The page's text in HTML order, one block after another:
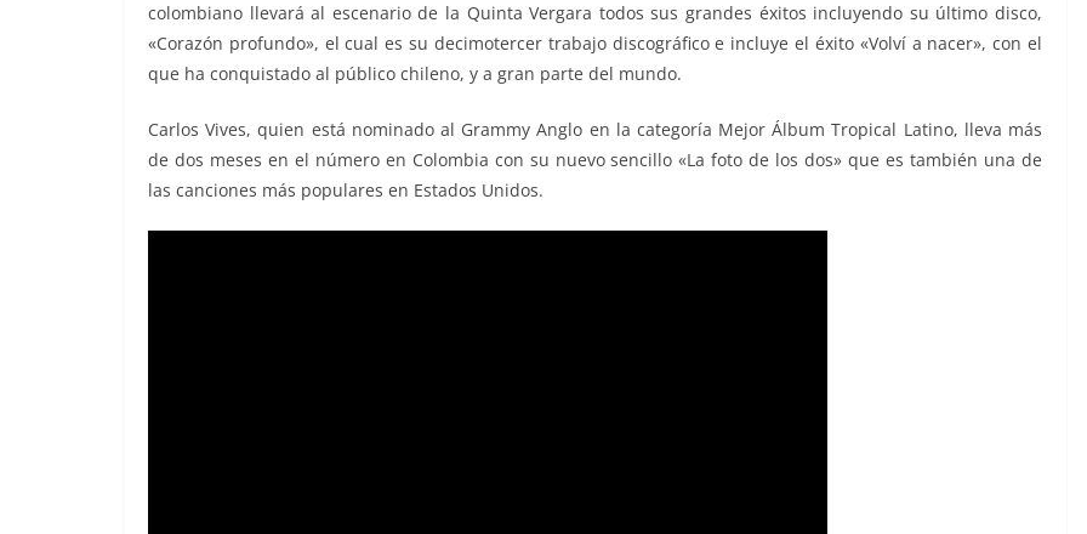
colombiano llevará al escenario de la Quinta Vergara todos sus grandes éxitos incluyendo su último disco,
«Corazón profundo», el cual es su decimotercer trabajo discográfico e incluye el éxito «Volví a nacer», con el
que ha conquistado al público chileno, y a gran parte del mundo.
Carlos Vives, quien está nominado al Grammy Anglo en la categoría Mejor Álbum Tropical Latino, lleva más
de dos meses en el número en Colombia con su nuevo sencillo «La foto de los dos» que es también una de
las canciones más populares en Estados Unidos.